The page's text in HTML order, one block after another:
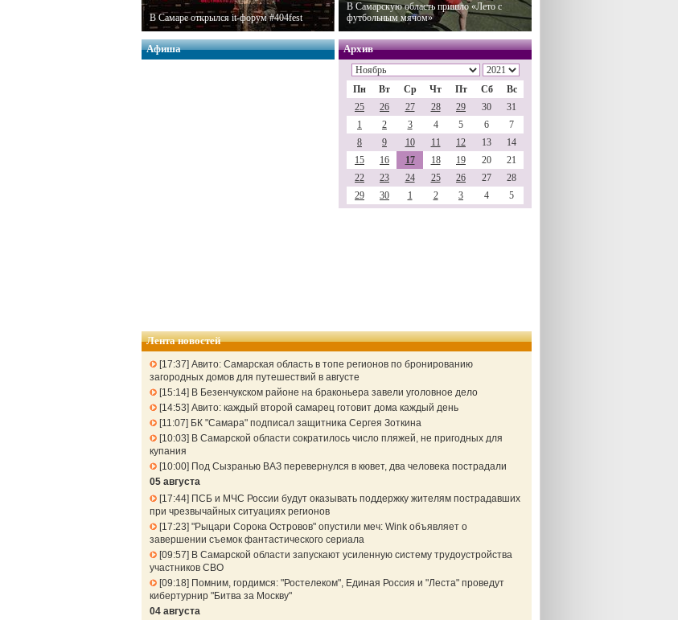
В Самаре открылся it-форум #404fest
В Самарскую область пришло «Лето с
футбольным мячом»
Афиша Архив
Пн Вт Ср Чт Пт Сб
Вс
25
26 27 28 29 30
31
1
2 3 4 5 6
7
8
9 10 11 12 13
14
15
16 17 18 19 20
21
22
23 24 25 26 27
28
29
30 1 2 3 4 5
Лента новостей
17:37 Авито: Самарская область в топе регионов по бронированию
загородных домов для путешествий в августе
15:14 В Безенчукском районе на браконьера завели уголовное дело
14:53 Авито: каждый второй самарец готовит дома каждый день
11:07
БК "Самара" подписал защитника Сергея Зоткина
10:03
В Самарской области сократилось число пляжей, не пригодных для
купания
10:00 Под Сызранью ВАЗ перевернулся в кювет, два человека пострадали
05 августа
17:44 ПСБ и МЧС России будут оказывать поддержку жителям пострадавших
при чрезвычайных ситуациях регионов
17:23 "Рыцари Сорока Островов" опустили меч: Wink объявляет о
завершении съемок фантастического сериала
09:57
В Самарской области запускают усиленную систему трудоустройства
участников СВО
09:18 Помним, гордимся: "Ростелеком", Единая Россия и "Леста" проведут
кибертурнир "Битва за Москву"
04 августа